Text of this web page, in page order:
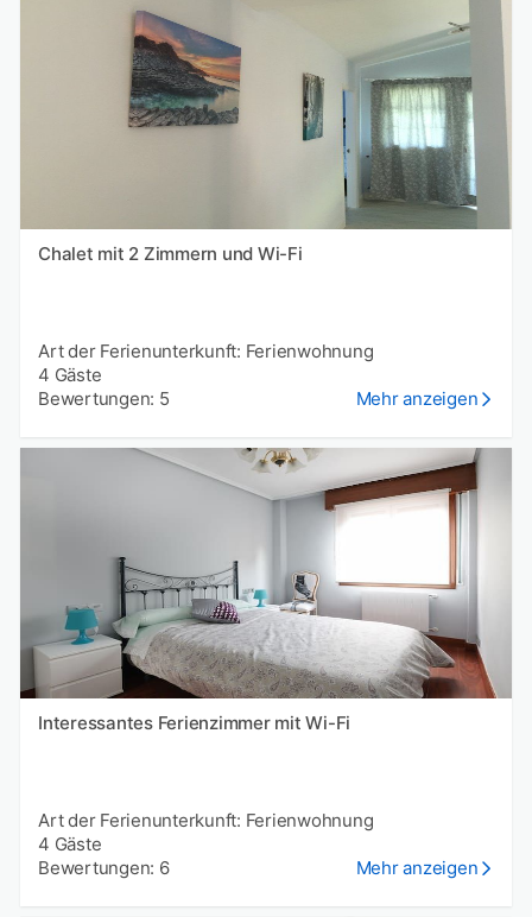
Chalet mit 2 Zimmern und Wi-Fi
Art der Ferienunterkunft: Ferienwohnung
4 Gäste
Bewertungen: 5
Mehr anzeigen
Interessantes Ferienzimmer mit Wi-Fi
Art der Ferienunterkunft: Ferienwohnung
4 Gäste
Bewertungen: 6
Mehr anzeigen